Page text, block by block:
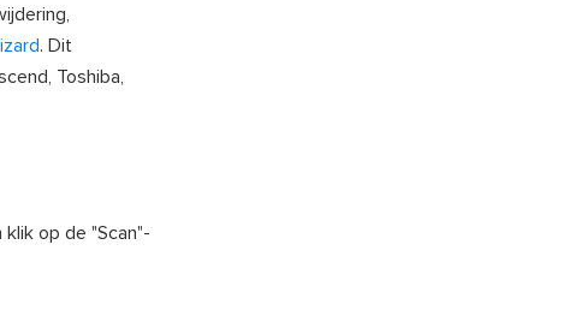
. Dit
Toshiba,
op de "Scan"-